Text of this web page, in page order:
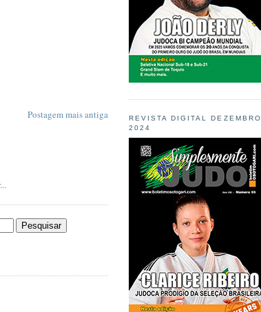
Postagem mais antiga
REVISTA DIGITAL DEZEMBRO
2024